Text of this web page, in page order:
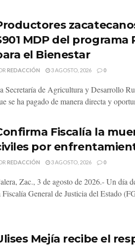
MDP del programa
el Bienestar
REDACCIÓN 3 AGOSTO, 2026 0
Secretaría de Agricultura y Desarrollo
se ha pagado de manera directa y
Fiscalía la
por
REDACCIÓN 3 AGOSTO, 2026 0
Zac., 3 de agosto de 2026.- Un día
Fiscalía General de Justicia del Estado
Mejía recibe el